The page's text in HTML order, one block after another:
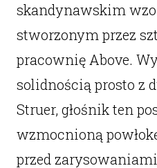
skandynawskim
stworzonym przez
pracownię Above.
solidnością prosto z
Struer, głośnik ten
wzmocnioną
przed